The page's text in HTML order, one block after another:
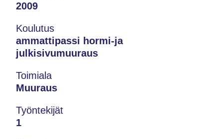
2009
Koulutus
ammattipassi hormi-ja
julkisivumuuraus
Toimiala
Muuraus
Työntekijät
1